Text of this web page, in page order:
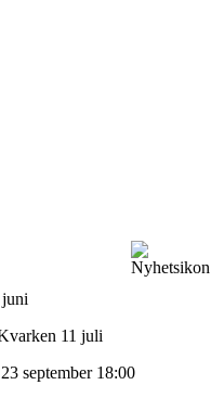
11 juli
september 18:00